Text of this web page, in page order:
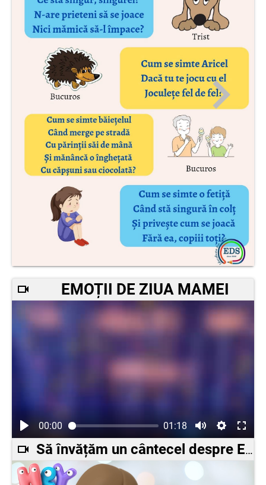
EMOȚII DE ZIUA MAMEI
00:00 01:18
Să învățăm un cântecel despre EMOȚII